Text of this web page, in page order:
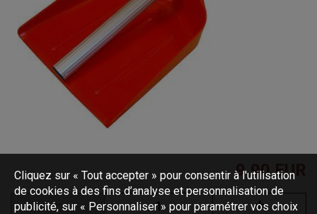
9,90 EUR
Cliquez sur « Tout accepter » pour consentir à l'utilisation
de cookies à des fins d’analyse et personnalisation de
publicité, sur « Personnaliser » pour paramétrer vos choix